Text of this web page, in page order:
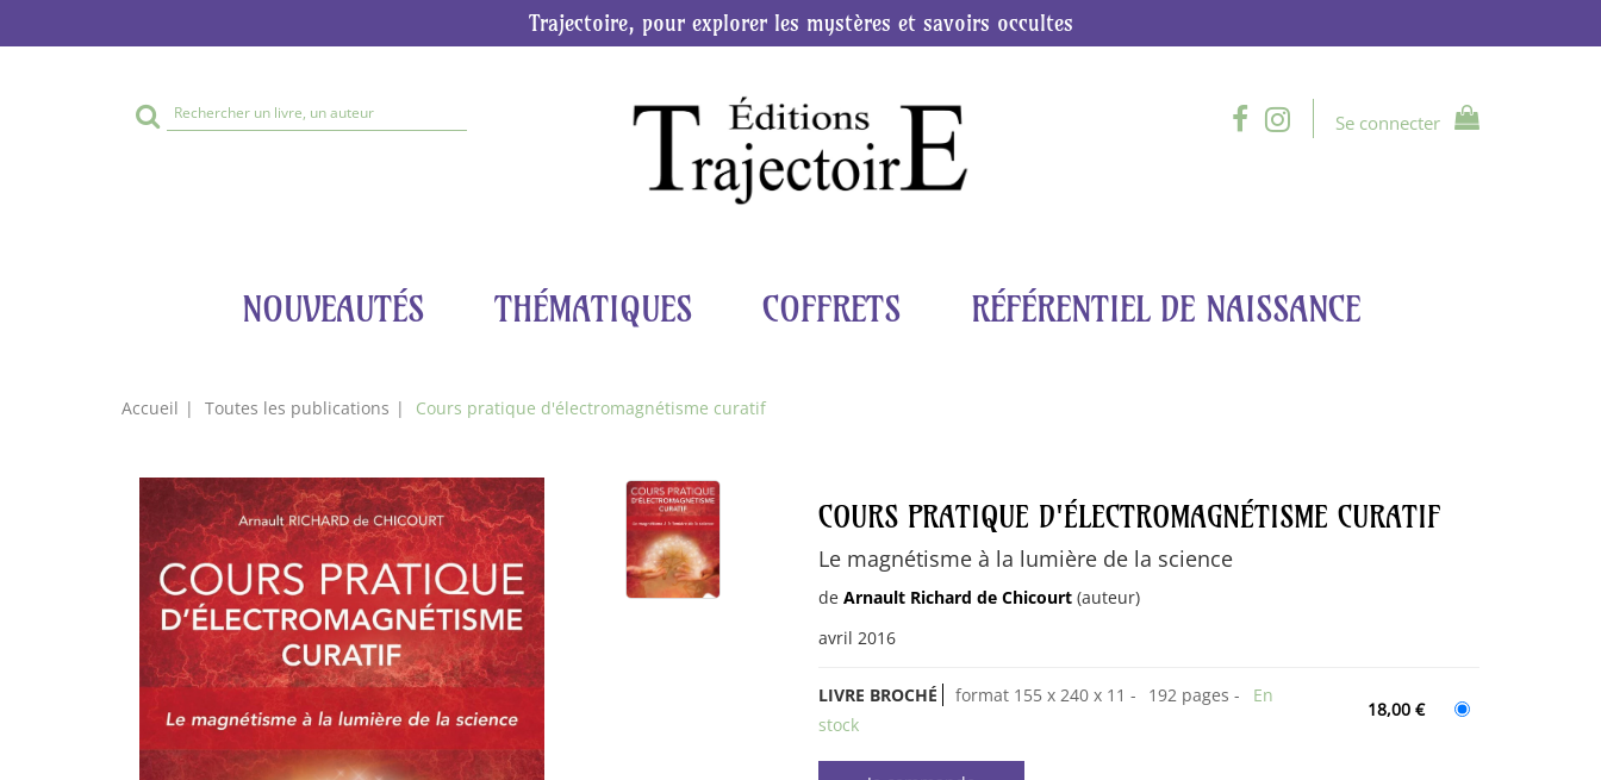
Trajectoire, pour explorer les mystères et savoirs occultes
Rechercher
sur
Se connecter
NOUVEAUTÉS THÉMATIQUES COFFRETS RÉFÉRENTIEL DE NAISSANCE
Accueil Toutes les publications Cours pratique d'électromagnétisme curatif
COURS PRATIQUE D'ÉLECTROMAGNÉTISME CURATIF
Le magnétisme à la lumière de la science
de Arnault Richard de Chicourt (auteur)
avril 2016
LIVRE BROCHÉ format 155 x 240 x 11 192 pages
En
stock
18,00 €